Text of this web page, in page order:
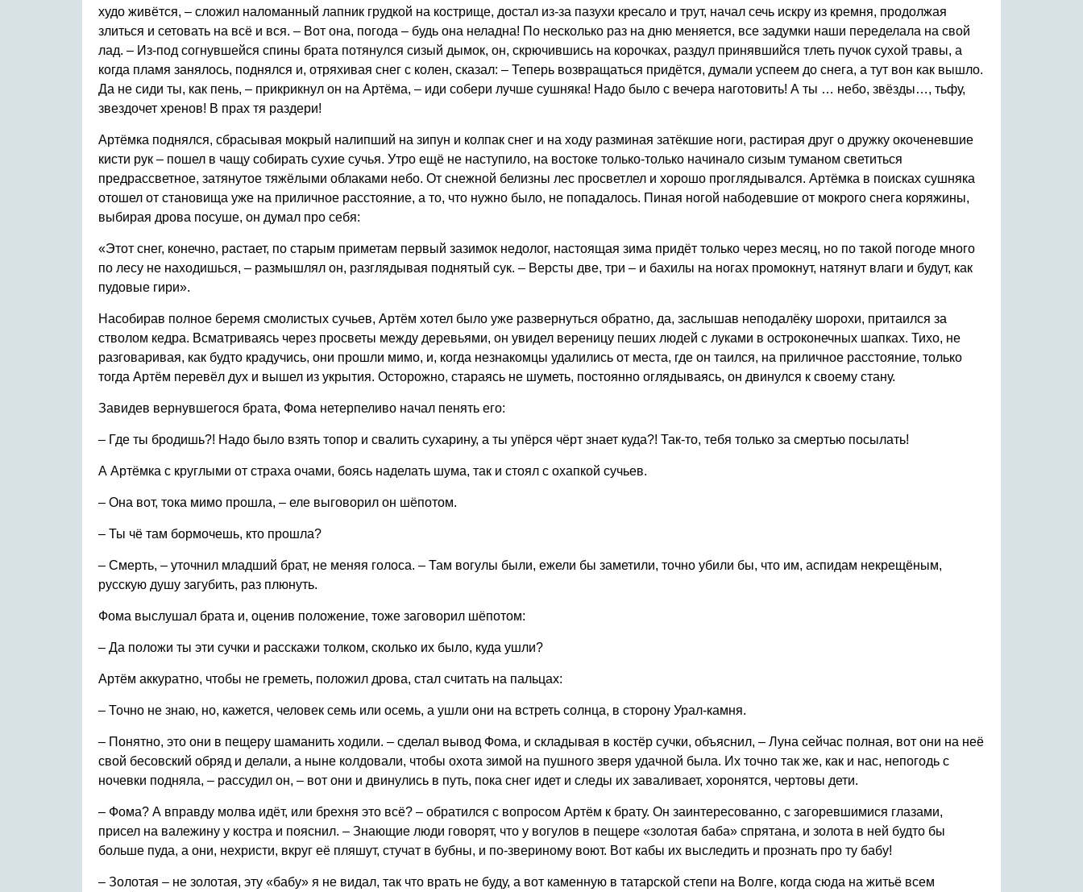
худо живётся, – сложил наломанный лапник грудкой на кострище, достал из-за пазухи кресало и трут, начал сечь искру из кремня, продолжая
злиться и сетовать на всё и вся. – Вот она, погода – будь она неладна! По несколько раз на дню меняется, все задумки наши переделала на свой
лад. – Из-под согнувшейся спины брата потянулся сизый дымок, он, скрючившись на корочках, раздул принявшийся тлеть пучок сухой травы, а
когда пламя занялось, поднялся и, отряхивая снег с колен, сказал: – Теперь возвращаться придётся, думали успеем до снега, а тут вон как вышло.
Да не сиди ты, как пень, – прикрикнул он на Артёма, – иди собери лучше сушняка! Надо было с вечера наготовить! А ты … небо, звёзды…, тьфу,
звездочет хренов! В прах тя раздери!
Артёмка поднялся, сбрасывая мокрый налипший на зипун и колпак снег и на ходу разминая затёкшие ноги, растирая друг о дружку окоченевшие
кисти рук – пошел в чащу собирать сухие сучья. Утро ещё не наступило, на востоке только-только начинало сизым туманом светиться
предрассветное, затянутое тяжёлыми облаками небо. От снежной белизны лес просветлел и хорошо проглядывался. Артёмка в поисках сушняка
отошел от становища уже на приличное расстояние, а то, что нужно было, не попадалось. Пиная ногой набодевшие от мокрого снега коряжины,
выбирая дрова посуше, он думал про себя:
«Этот снег, конечно, растает, по старым приметам первый зазимок недолог, настоящая зима придёт только через месяц, но по такой погоде много
по лесу не находишься, – размышлял он, разглядывая поднятый сук. – Версты две, три – и бахилы на ногах промокнут, натянут влаги и будут, как
пудовые гири».
Насобирав полное беремя смолистых сучьев, Артём хотел было уже развернуться обратно, да, заслышав неподалёку шорохи, притаился за
стволом кедра. Всматриваясь через просветы между деревьями, он увидел вереницу пеших людей с луками в остроконечных шапках. Тихо, не
разговаривая, как будто крадучись, они прошли мимо, и, когда незнакомцы удалились от места, где он таился, на приличное расстояние, только
тогда Артём перевёл дух и вышел из укрытия. Осторожно, стараясь не шуметь, постоянно оглядываясь, он двинулся к своему стану.
Завидев вернувшегося брата, Фома нетерпеливо начал пенять его:
– Где ты бродишь?! Надо было взять топор и свалить сухарину, а ты упёрся чёрт знает куда?! Так-то, тебя только за смертью посылать!
А Артёмка с круглыми от страха очами, боясь наделать шума, так и стоял с охапкой сучьев.
– Она вот, тока мимо прошла, – еле выговорил он шёпотом.
– Ты чё там бормочешь, кто прошла?
– Смерть, – уточнил младший брат, не меняя голоса. – Там вогулы были, ежели бы заметили, точно убили бы, что им, аспидам некрещёным,
русскую душу загубить, раз плюнуть.
Фома выслушал брата и, оценив положение, тоже заговорил шёпотом:
– Да положи ты эти сучки и расскажи толком, сколько их было, куда ушли?
Артём аккуратно, чтобы не греметь, положил дрова, стал считать на пальцах:
– Точно не знаю, но, кажется, человек семь или осемь, а ушли они на встреть солнца, в сторону Урал-камня.
– Понятно, это они в пещеру шаманить ходили. – сделал вывод Фома, и складывая в костёр сучки, объяснил, – Луна сейчас полная, вот они на неё
свой бесовский обряд и делали, а ныне колдовали, чтобы охота зимой на пушного зверя удачной была. Их точно так же, как и нас, непогодь с
ночевки подняла, – рассудил он, – вот они и двинулись в путь, пока снег идет и следы их заваливает, хоронятся, чертовы дети.
– Фома? А вправду молва идёт, или брехня это всё? – обратился с вопросом Артём к брату. Он заинтересованно, с загоревшимися глазами,
присел на валежину у костра и пояснил. – Знающие люди говорят, что у вогулов в пещере «золотая баба» спрятана, и золота в ней будто бы
больше пуда, а они, нехристи, вкруг её пляшут, стучат в бубны, и по-звериному воют. Вот кабы их выследить и прознать про ту бабу!
– Золотая – не золотая, эту «бабу» я не видал, так что врать не буду, а вот каменную в татарской степи на Волге, когда сюда на житьё всем